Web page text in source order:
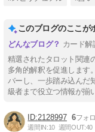
このブログのここが
カード
精選されたタロット関連
多角的解釈を促進します
バーし、一歩踏み込んだ
級者まで役立つ情報が揃
2128997 6
週間IN:10 週間OUT:40